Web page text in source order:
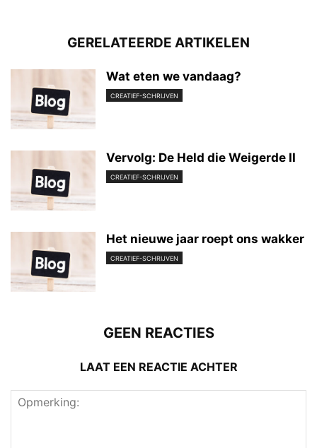
GERELATEERDE ARTIKELEN
Wat eten we vandaag?
CREATIEF-SCHRIJVEN
Vervolg: De Held die Weigerde II
CREATIEF-SCHRIJVEN
Het nieuwe jaar roept ons wakker
CREATIEF-SCHRIJVEN
GEEN REACTIES
LAAT EEN REACTIE ACHTER